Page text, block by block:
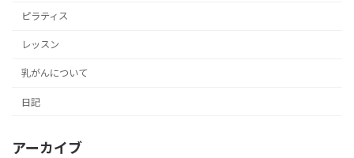
ピラティス
レッスン
乳がんについて
日記
アーカイブ